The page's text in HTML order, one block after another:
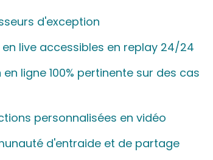
d'exception
en live accessibles en replay 24/24
ligne 100% pertinente sur des cas
personnalisées en vidéo
d'entraide et de partage